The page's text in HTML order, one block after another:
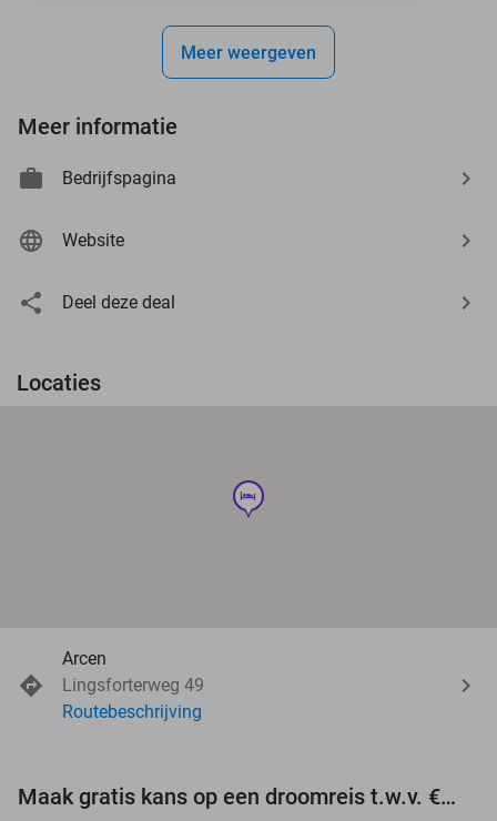
Meer weergeven
Meer informatie
Bedrijfspagina
Website
Deel deze deal
Locaties
hotel
Arcen
Lingsforterweg 49
Routebeschrijving
Maak gratis kans op een droomreis t.w.v. €3.000!